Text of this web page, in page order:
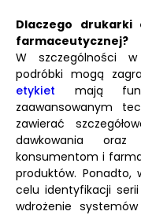
Dlaczego
farmaceutycznej?
W szczególności
podróbki mogą
etykiet mają
zaawansowanym
zawierać
dawkowania
konsumentom i
produktów. Ponadto,
celu identyfikacji
wdrożenie